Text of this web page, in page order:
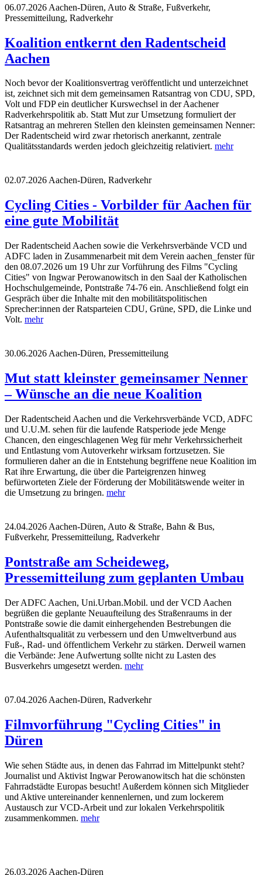
06.07.2026 Aachen-Düren, Auto & Straße, Fußverkehr,
Pressemitteilung, Radverkehr
Koalition entkernt den Radentscheid
Aachen
Noch bevor der Koalitionsvertrag veröffentlicht und unterzeichnet
ist, zeichnet sich mit dem gemeinsamen Ratsantrag von CDU, SPD,
Volt und FDP ein deutlicher Kurswechsel in der Aachener
Radverkehrspolitik ab. Statt Mut zur Umsetzung formuliert der
Ratsantrag an mehreren Stellen den kleinsten gemeinsamen Nenner:
Der Radentscheid wird zwar rhetorisch anerkannt, zentrale
Qualitätsstandards werden jedoch gleichzeitig relativiert. mehr
02.07.2026Aachen-Düren, Radverkehr
Cycling Cities - Vorbilder für Aachen für
eine gute Mobilität
Der Radentscheid Aachen sowie die Verkehrsverbände VCD und
ADFC laden in Zusammenarbeit mit dem Verein aachen_fenster für
den 08.07.2026 um 19 Uhr zur Vorführung des Films "Cycling
Cities" von Ingwar Perowanowitsch in den Saal der Katholischen
Hochschulgemeinde, Pontstraße 74-76 ein. Anschließend folgt ein
Gespräch über die Inhalte mit den mobilitätspolitischen
Sprecher:innen der Ratsparteien CDU, Grüne, SPD, die Linke und
Volt. mehr
30.06.2026 Aachen-Düren, Pressemitteilung
Mut statt kleinster gemeinsamer Nenner
– Wünsche an die neue Koalition
Der Radentscheid Aachen und die Verkehrsverbände VCD, ADFC
und U.U.M. sehen für die laufende Ratsperiode jede Menge
Chancen, den eingeschlagenen Weg für mehr Verkehrssicherheit
und Entlastung vom Autoverkehr wirksam fortzusetzen. Sie
formulieren daher an die in Entstehung begriffene neue Koalition im
Rat ihre Erwartung, die über die Parteigrenzen hinweg
befürworteten Ziele der Förderung der Mobilitätswende weiter in
die Umsetzung zu bringen. mehr
24.04.2026 Aachen-Düren, Auto & Straße, Bahn & Bus,
Fußverkehr, Pressemitteilung, Radverkehr
Pontstraße am Scheideweg,
Pressemitteilung zum geplanten Umbau
Der ADFC Aachen, Uni.Urban.Mobil. und der VCD Aachen
begrüßen die geplante Neuaufteilung des Straßenraums in der
Pontstraße sowie die damit einhergehenden Bestrebungen die
Aufenthaltsqualität zu verbessern und den Umweltverbund aus
Fuß-, Rad- und öffentlichem Verkehr zu stärken. Derweil warnen
die Verbände: Jene Aufwertung sollte nicht zu Lasten des
Busverkehrs umgesetzt werden. mehr
07.04.2026 Aachen-Düren, Radverkehr
Filmvorführung "Cycling Cities" in
Düren
Wie sehen Städte aus, in denen das Fahrrad im Mittelpunkt steht?
Journalist und Aktivist Ingwar Perowanowitsch hat die schönsten
Fahrradstädte Europas besucht! Außerdem können sich Mitglieder
und Aktive untereinander kennenlernen, und zum lockerem
Austausch zur VCD-Arbeit und zur lokalen Verkehrspolitik
zusammenkommen. mehr
26.03.2026 Aachen-Düren